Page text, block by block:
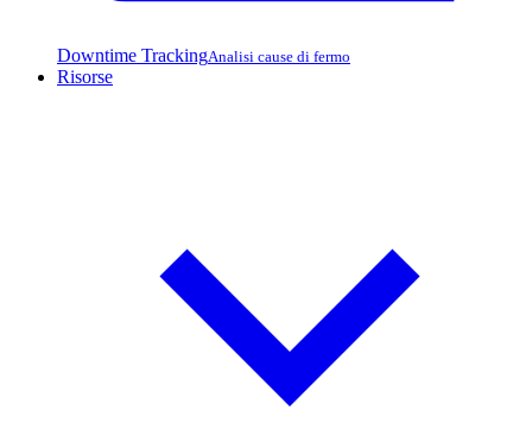
Downtime TrackingAnalisi cause di fermo
Risorse